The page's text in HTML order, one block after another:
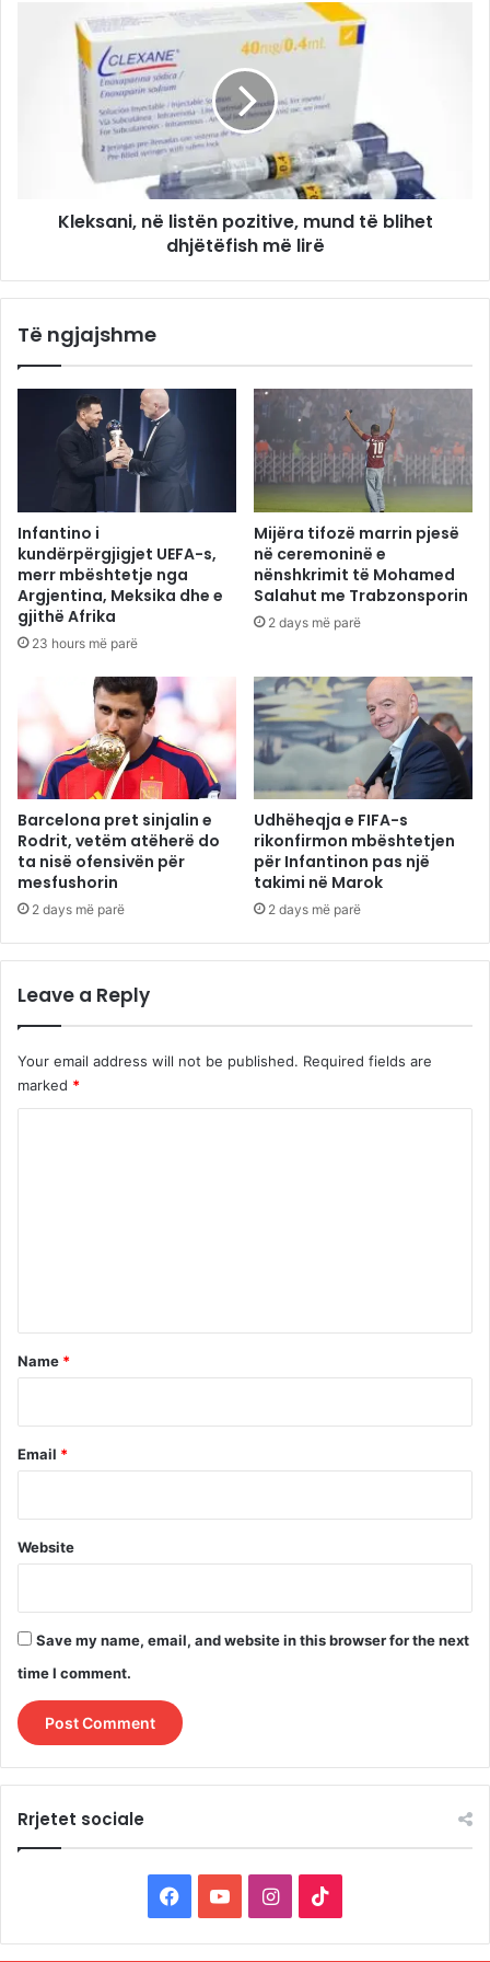
Kleksani, në listën pozitive, mund të blihet
dhjëtëfish më lirë
Të ngjajshme
Infantino i
kundërpërgjigjet UEFA-s,
merr mbështetje nga
Argjentina, Meksika dhe e
gjithë Afrika
23 hours më parë
Mijëra tifozë marrin pjesë
në ceremoninë e
nënshkrimit të Mohamed
Salahut me Trabzonsporin
2 days më parë
Barcelona pret sinjalin e
Rodrit, vetëm atëherë do
ta nisë ofensivën për
mesfushorin
2 days më parë
Udhëheqja e FIFA-s
rikonfirmon mbështetjen
për Infantinon pas një
takimi në Marok
2 days më parë
Leave a Reply
Your email address will not be published. Required fields are
marked *
*
Name *
Email *
Website
Save my name, email, and website in this browser for the next
time I comment.
Rrjetet sociale
a
o
I
n
i